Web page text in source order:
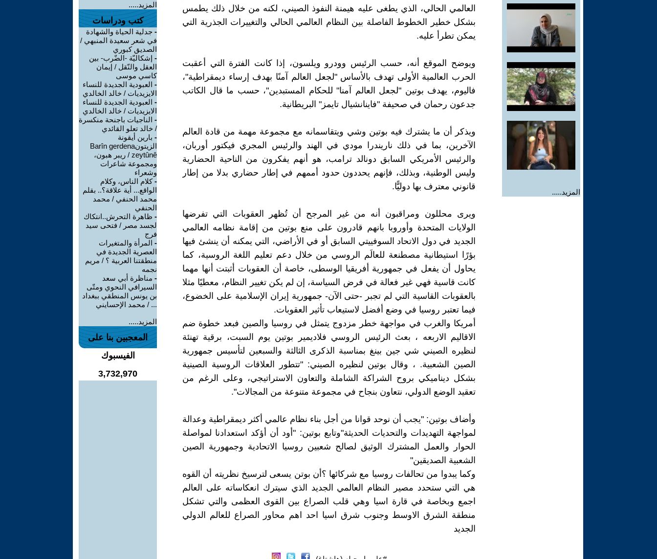
المزيد.....
العالمي الحالي، الذي يطغى عليه هيمنة النفوذ الصيني، لكنه من خلال ذلك يطمس
بشكل خطير الخطوط الفاصلة بين النظام العالمي الحالي والتغييرات الجذرية التي
يمكن تطرأ عليه.
ويوضح الموقع أنه، حسب الرئيس وودرو ويلسون، إذا كانت الفترة التي أعقبت
الحرب العالمية الأولى تهدف بالأساس "لجعل العالم آمنًا بهدف إرساء ديمقراطية"،
فاليوم، يهدف بوتين "لجعل العالم آمنا" للحكام المستبدين"، حسب ما قال الكاتب
جدعون رحمان في صحيفة "فاينانشيال تايمز" البريطانية.
ويذكر أن ما يشترك فيه بوتين وشي ويتقاسمانه مع مجموعة مهمة من قادة العالم
الآخرين، بما في ذلك ناريندرا مودي في الهند والرئيس المجري فيكتور أوربان،
والرئيس الأمريكي السابق دونالد ترامب، هو أنهم يفكرون من الناحية الحضارية
وليس الوطنية، وبذلك، فإنهم يحددون حدود أممهم في إطار حضاري بدلا من إطار
قانوني معترف بها دوليًّا.
ويرى محللون ومراقبون أنه من غير المرجح أن تُظهر العقوبات التي تفرضها
الولايات المتحدة وأوروبا بانهم قادرون على منع بوتين من إقامة نظامه العالمي
الجديد في دول الاتحاد السوفييتي السابق أو في الأراضي، التي يمكنه أن ينشئ فيها
بؤرًا استيطانية مصطنعة للعالَم الروسي من خلال دعم تعليم اللغة الروسية، كما
يحاول أن يفعل في جمهورية أفريقيا الوسطى، خاصة أن العقوبات أثبتت أنها مهما
كانت قاسية فهي غير فعالة في فرض السياسة، إن لم يكن تغيير النظام، معطيًا مثلا
بالعقوبات القاسية التي لم تجبر -حتى الآن- جمهورية إيران الإسلامية على الخضوع،
فيما تعتبر روسيا في وضع أفضل لاستيعاب تأثير العقوبات.
أمريكا والغرب في مواجهة خطر مزدوج يتمثل في روسيا والصين فبعد خطوة ضم
الاقاليم الاربعه ، بعث الرئيس الروسي فلاديمير بوتين يوم السبت، برقية تهنئة
لنظيره الصيني شي جين بينغ بمناسبة الذكرى الثالثة والسبعين لتأسيس جمهورية
الصين الشعبية. ، وقال بوتين لنظيره الصيني: "تتطور العلاقات الروسية الصينية
بشكل ديناميكي بروح الشراكة الشاملة والتعاون الاستراتيجي، وعلى الرغم من
تعقيد الوضع الدولي، نتعاون بنجاح في مجموعة متنوعة من المجالات".
وأضاف بوتين: "يجب أن نوحد قوانا من أجل بناء نظام عالمي أكثر ديمقراطية وعدالة
لمواجهة التهديدات والتحديات الحديثة"وتابع بوتين: "أود أن أؤكد استعدادنا لمواصلة
الحوار والعمل المشترك الوثيق لصالح شعبين روسيا الاتحادية وجمهورية الصين
الشعبية الصديقين"
وكما يبدوا من تحالفات روسيا مع شركائها ؟أن بوتن يسعى لترسيخ نظريته أن القوه
هي التي ستحدد مصير النظام العالمي الجديد الذي سيترك انعكاساته على العالم
اجمع وبخاصة في قارة اسيا وهي قلب الصراع بين القوى العظمى والتي تشكل
منطقة الشرق الاوسط وجنوب شرق اسيا احد اهم محاور الصراع للعالم الدولي
الجديد
المزيد.....
كتب ودراسات
- جدلية الحياة والشهادة
في شعر سعيدة المنبهي /
الصديق كبوري
- إشكاليّة -الضّرب- بين
العقل والنّقل / إيمان
كاسي موسى
- العبودية الجديدة للنساء
الايزيديات / خالد الخالدي
- العبودية الجديدة للنساء
الايزيديات / خالد الخالدي
- الناجيات باجنحة منكسرة
/ خالد تعلو القائدي
- بارين أيقونة
الزيتونBarîn gerdena
zeytûnê / ريبر هبون،
ومجموعة شاعرات
وشعراء
-كلام الناس، وكلام
الواقع... أية علاقة؟.. بقلم
محمد الحنفي / محمد
الحنفي
- ظاهرة التحرش..انتكاك
لجسد مصر / فتحى سيد
فرج
- المرأة والمتغيرات
العصرية الجديدة في
منطقتنا العربية ؟ / مريم
نجمه
- مناظرة أبي سعد
السيرافي النحوي ومتّى
بن يونس المنطقي ببغداد
... / محمد الإحسايني
المزيد.....
المعجبين بنا على
الفيسبوك
3,732,970